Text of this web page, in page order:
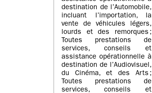
destination de l’Automobile,
incluant l’importation, la
vente de véhicules légers,
lourds et des remorques ;
Toutes prestations de
services, conseils et
assistance opérationnelle à
destination de l’Audiovisuel,
du Cinéma, et des Arts ;
Toutes prestations de
services, conseils et